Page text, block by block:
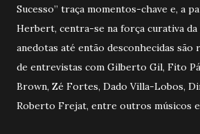
Sucesso” traça momentos-chave e, a
Herbert, centra-se na força curativa da
anedotas até então desconhecidas são
de entrevistas com Gilberto Gil, Fito
Brown, Zé Fortes, Dado Villa-Lobos,
Roberto Frejat, entre outros músicos